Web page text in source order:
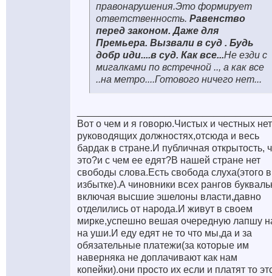
правонарушения.Это формирует
ответственность. Равенство
перед законом. Даже для
Премьера. Вызвали в суд . Будь
добр иди....в суд. Как все...Не езди с
мигалками по встречной .., а как все
..на метро....Готового ничего нет...
Вот о чем и я говорю.Чистых и честных
руководящих должностях,отсюда и весь
бардак в стране.И публичная открытость,
это?и с чем ее едят?В нашей стране нет
свободы слова.Есть свобода слуха(этого в
избытке).А чиновники всех рангов
включая высшие эшелоны власти,давно
отделились от народа.И живут в своем
мирке,успешно вешая очередную лапшу
на уши.И еду едят не то что мы,да и за
обязательные платежи(за которые им
наверняка не доплачивают как нам
копейки).они просто их если и платят то